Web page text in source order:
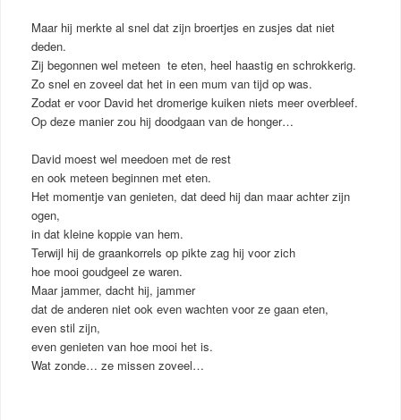
Maar hij merkte al snel dat zijn broertjes en zusjes dat niet
deden.
Zij begonnen wel meteen te eten, heel haastig en schrokkerig.
Zo snel en zoveel dat het in een mum van tijd op was.
Zodat er voor David het dromerige kuiken niets meer overbleef.
Op deze manier zou hij doodgaan van de honger…
David moest wel meedoen met de rest
en ook meteen beginnen met eten.
Het momentje van genieten, dat deed hij dan maar achter zijn
ogen,
in dat kleine koppie van hem.
Terwijl hij de graankorrels op pikte zag hij voor zich
hoe mooi goudgeel ze waren.
Maar jammer, dacht hij, jammer
dat de anderen niet ook even wachten voor ze gaan eten,
even stil zijn,
even genieten van hoe mooi het is.
Wat zonde… ze missen zoveel…